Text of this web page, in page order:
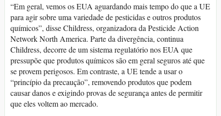
“Em geral, vemos os EUA aguardando mais tempo do que a UE
para agir sobre uma variedade de pesticidas e outros produtos
químicos”, disse Childress, organizadora da Pesticide Action
Network North America. Parte da divergência, continua
Childress, decorre de um sistema regulatório nos EUA que
pressupõe que produtos químicos são em geral seguros até que
se provem perigosos. Em contraste, a UE tende a usar o
“princípio da precaução”, removendo produtos que podem
causar danos e exigindo provas de segurança antes de permitir
que eles voltem ao mercado.